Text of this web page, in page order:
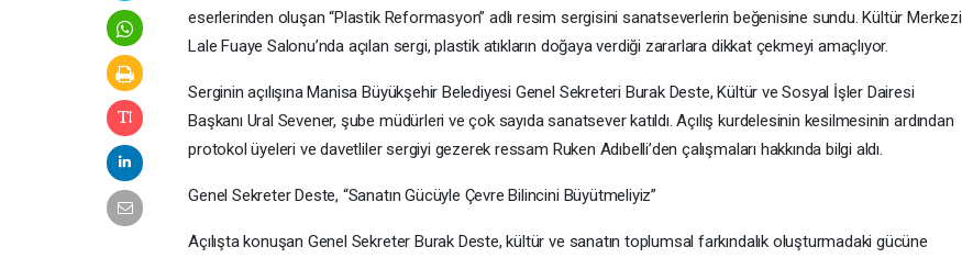
eserlerinden oluşan “Plastik Reformasyon” adlı resim sergisini sanatseverlerin beğenisine sundu. Kültür Merkezi
Lale Fuaye Salonu’nda açılan sergi, plastik atıkların doğaya verdiği zararlara dikkat çekmeyi amaçlıyor.
Serginin açılışına Manisa Büyükşehir Belediyesi Genel Sekreteri Burak Deste, Kültür ve Sosyal İşler Dairesi
Başkanı Ural Sevener, şube müdürleri ve çok sayıda sanatsever katıldı. Açılış kurdelesinin kesilmesinin ardından
protokol üyeleri ve davetliler sergiyi gezerek ressam Ruken Adıbelli’den çalışmaları hakkında bilgi aldı.
Genel Sekreter Deste, “Sanatın Gücüyle Çevre Bilincini Büyütmeliyiz”
Açılışta konuşan Genel Sekreter Burak Deste, kültür ve sanatın toplumsal farkındalık oluşturmadaki gücüne